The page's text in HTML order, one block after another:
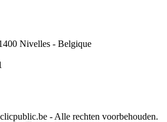
Nivelles - Belgique
- Alle rechten voorbehouden.